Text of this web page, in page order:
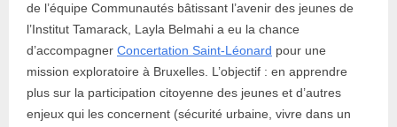
de l’équipe Communautés bâtissant l’avenir des jeunes de
l’Institut Tamarack, Layla Belmahi a eu la chance
d’accompagner Concertation Saint-Léonard pour une
mission exploratoire à Bruxelles. L’objectif : en apprendre
plus sur la participation citoyenne des jeunes et d’autres
enjeux qui les concernent (sécurité urbaine, vivre dans un